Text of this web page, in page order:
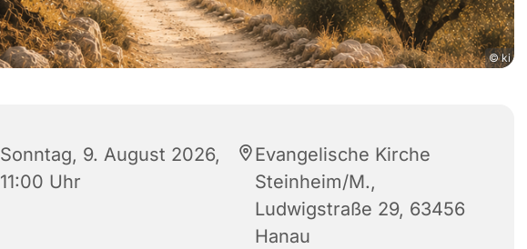
© ki
Sonntag, 9. August 2026,
11:00 Uhr
Evangelische Kirche
Steinheim/M.,
Ludwigstraße 29, 63456
Hanau